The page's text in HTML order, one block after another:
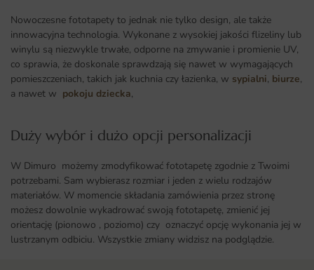
Nowoczesne fototapety to jednak nie tylko design, ale także
innowacyjna technologia. Wykonane z wysokiej jakości flizeliny lub
winylu są niezwykle trwałe, odporne na zmywanie i promienie UV,
co sprawia, że doskonale sprawdzają się nawet w wymagających
pomieszczeniach, takich jak kuchnia czy łazienka, w sypialni, biurze,
a nawet w pokoju dziecka,
Duży wybór i dużo opcji personalizacji ​
W Dimuro możemy zmodyfikować fototapetę zgodnie z Twoimi
potrzebami. Sam wybierasz rozmiar i jeden z wielu rodzajów
materiałów. W momencie składania zamówienia przez stronę
możesz dowolnie wykadrować swoją fototapetę, zmienić jej
orientację (pionowo , poziomo) czy oznaczyć opcję wykonania jej w
lustrzanym odbiciu. Wszystkie zmiany widzisz na podglądzie.